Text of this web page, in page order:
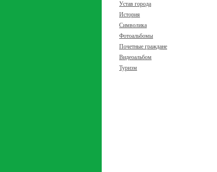
Устав города
История
Символика
Фотоальбомы
Почетные граждане
Видеоальбом
Туризм